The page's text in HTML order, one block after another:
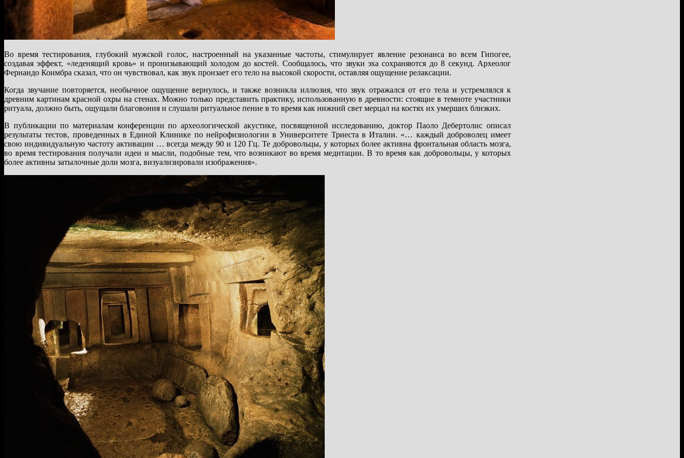
Во время тестирования, глубокий мужской голос, настроенный на указанные частоты, стимулирует явление резонанса во всем Гипогее,
создавая эффект, «леденящий кровь» и пронизывающий холодом до костей. Сообщалось, что звуки эха сохраняются до 8 секунд. Археолог
Фернандо Коимбра сказал, что он чувствовал, как звук пронзает его тело на высокой скорости, оставляя ощущение релаксации.
Когда звучание повторяется, необычное ощущение вернулось, и также возникла иллюзия, что звук отражался от его тела и устремлялся к
древним картинам красной охры на стенах. Можно только представить практику, использованную в древности: стоящие в темноте участники
ритуала, должно быть, ощущали благовония и слушали ритуальное пение в то время как нижний свет мерцал на костях их умерших близких.
В публикации по материалам конференции по археологической акустике, посвященной исследованию, доктор Паоло Дебертолис описал
результаты тестов, проведенных в Единой Клинике по нейрофизиологии в Университете Триеста в Италии. «… каждый доброволец имеет
свою индивидуальную частоту активации … всегда между 90 и 120 Гц. Те добровольцы, у которых более активна фронтальная область мозга,
во время тестирования получали идеи и мысли, подобные тем, что возникают во время медитации. В то время как добровольцы, у которых
более активны затылочные доли мозга, визуализировали изображения».